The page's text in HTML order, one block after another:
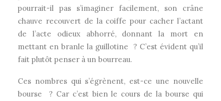
pourrait-il pas s’imaginer facilement, son crâne
chauve recouvert de la coiffe pour cacher l’actant
de l’acte odieux abhorré, donnant la mort en
mettant en branle la guillotine ? C’est évident qu’il
fait plutôt penser à un bourreau.
Ces nombres qui s’égrènent, est-ce une nouvelle
bourse ? Car c’est bien le cours de la bourse qui